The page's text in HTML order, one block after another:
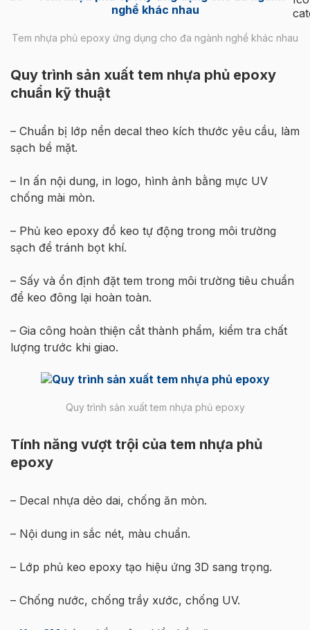
Tem nhựa phủ epoxy ứng dụng cho đa ngành nghề khác nhau
Quy trình sản xuất tem nhựa phủ epoxy
chuẩn kỹ thuật
– Chuẩn bị lớp nền decal theo kích thước yêu cầu, làm
sạch bề mặt.
– In ấn nội dung, in logo, hình ảnh bằng mực UV
chống mài mòn.
– Phủ keo epoxy đổ keo tự động trong môi trường
sạch để tránh bọt khí.
– Sấy và ổn định đặt tem trong môi trường tiêu chuẩn
để keo đông lại hoàn toàn.
– Gia công hoàn thiện cắt thành phẩm, kiểm tra chất
lượng trước khi giao.
Quy trình sản xuất tem nhựa phủ epoxy
Tính năng vượt trội của tem nhựa phủ
epoxy
– Decal nhựa dẻo dai, chống ăn mòn.
– Nội dung in sắc nét, màu chuẩn.
– Lớp phủ keo epoxy tạo hiệu ứng 3D sang trọng.
– Chống nước, chống trầy xước, chống UV.